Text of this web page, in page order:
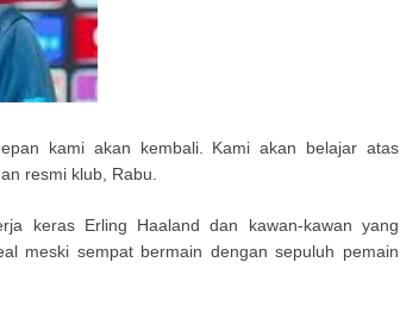
kami akan kembali. Kami akan belajar atas
resmi klub, Rabu.
keras Erling Haaland dan kawan-kawan yang
meski sempat bermain dengan sepuluh pemain